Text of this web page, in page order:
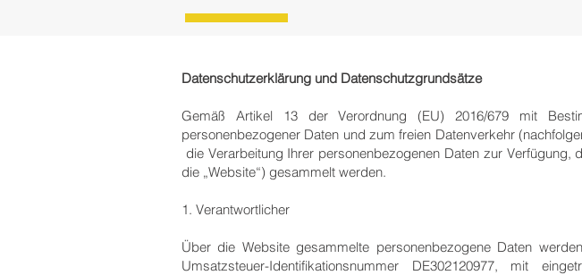
Datenschutzerklärung und Datenschutzgrundsätze
Gemäß Artikel 13 der Verordnung (EU) 2016/679 mit
personenbezogener Daten und zum freien Datenverkehr
die Verarbeitung Ihrer personenbezogenen Daten zur Verfügung,
die „Website“) gesammelt werden.
1. Verantwortlicher
Über die Website gesammelte personenbezogene Daten
Umsatzsteuer-Identifikationsnummer DE302120977, mit